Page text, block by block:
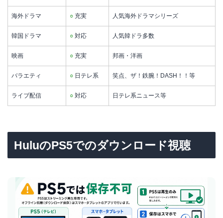
海外ドラマ ○ 充実 人気海外ドラマシリーズ
韓国ドラマ ○ 対応 人気韓ドラ多数
映画 ○ 充実 邦画・洋画
バラエティ ○ 日テレ系 笑点、ザ！鉄腕！DASH！！等
ライブ配信 ○ 対応 日テレ系ニュース等
HuluのPS5でのダウンロード視聴